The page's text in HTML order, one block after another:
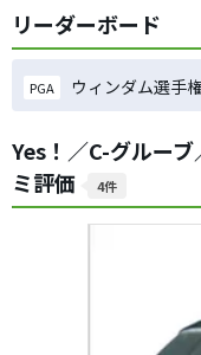
リーダーボード
PGA ウィンダム選手
Yes！／C-グルー
ミ評価
4件